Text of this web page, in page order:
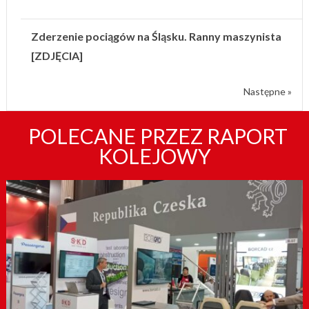
Zderzenie pociągów na Śląsku. Ranny maszynista
[ZDJĘCIA]
Następne »
POLECANE PRZEZ RAPORT
KOLEJOWY